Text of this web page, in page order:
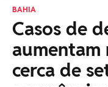
BAHIA
Casos de
aumentam
cerca de